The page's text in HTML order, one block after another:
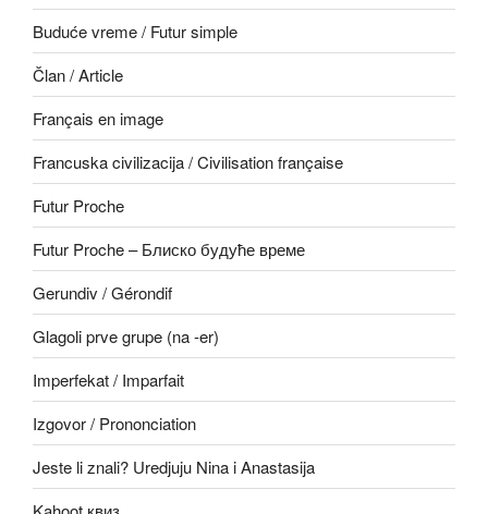
Buduće vreme / Futur simple
Član / Article
Français en image
Francuska civilizacija / Civilisation française
Futur Proche
Futur Proche – Блиско будуће време
Gerundiv / Gérondif
Glagoli prve grupe (na -er)
Imperfekat / Imparfait
Izgovor / Prononciation
Jeste li znali? Uredjuju Nina i Anastasija